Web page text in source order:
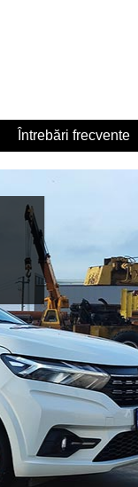
Întrebări frecvente